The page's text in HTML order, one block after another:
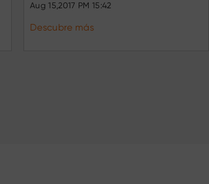
Aug 15,2017 PM 15:42
Descubre más